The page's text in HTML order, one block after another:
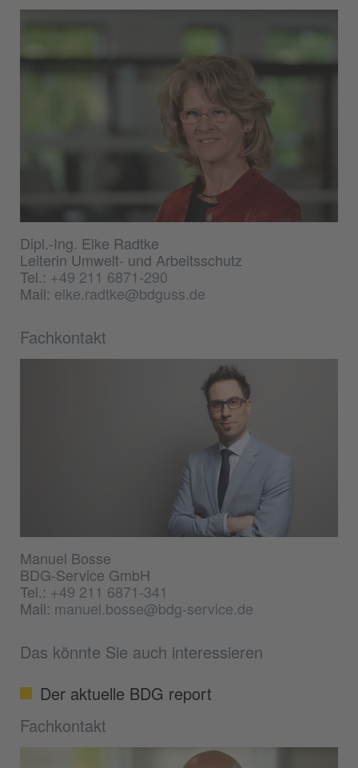
Dipl.-Ing. Elke Radtke
Leiterin Umwelt- und Arbeitsschutz
Tel.: +49 211 6871-290
Mail: elke.radtke@bdguss.de
Fachkontakt
Manuel Bosse
BDG-Service GmbH
Tel.: +49 211 6871-341
Mail: manuel.bosse@bdg-service.de
Das könnte Sie auch interessieren
Der aktuelle BDG report
Fachkontakt